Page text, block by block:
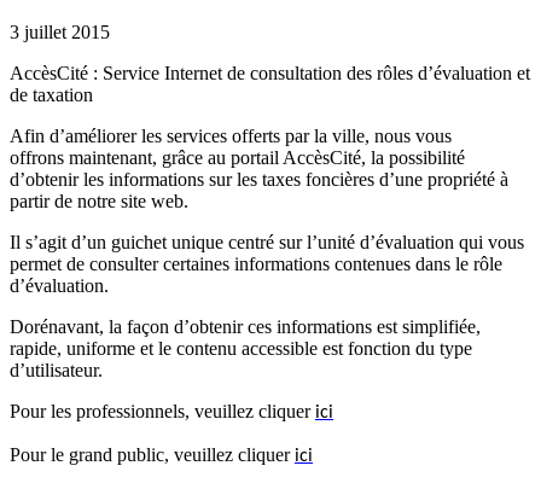
3 juillet 2015
AccèsCité : Service Internet de consultation des rôles d’évaluation et
de taxation
Afin d’améliorer les services offerts par la ville, nous vous
offrons maintenant, grâce au portail AccèsCité, la possibilité
d’obtenir les informations sur les taxes foncières d’une propriété à
partir de notre site web.
Il s’agit d’un guichet unique centré sur l’unité d’évaluation qui vous
permet de consulter certaines informations contenues dans le rôle
d’évaluation.
Dorénavant, la façon d’obtenir ces informations est simplifiée,
rapide, uniforme et le contenu accessible est fonction du type
d’utilisateur.
Pour les professionnels, veuillez cliquer ici
Pour le grand public, veuillez cliquer ici